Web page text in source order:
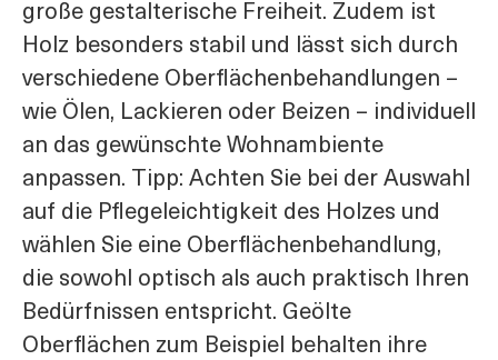
große gestalterische Freiheit. Zudem ist
Holz besonders stabil und lässt sich durch
verschiedene Oberflächenbehandlungen –
wie Ölen, Lackieren oder Beizen – individuell
an das gewünschte Wohnambiente
anpassen. Tipp: Achten Sie bei der Auswahl
auf die Pflegeleichtigkeit des Holzes und
wählen Sie eine Oberflächenbehandlung,
die sowohl optisch als auch praktisch Ihren
Bedürfnissen entspricht. Geölte
Oberflächen zum Beispiel behalten ihre